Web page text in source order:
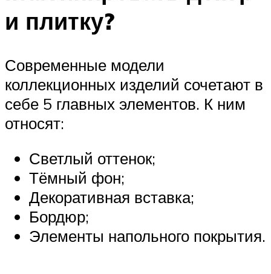
и плитку?
Современные модели
коллекционных изделий сочетают в
себе 5 главных элементов. К ним
относят:
Светлый оттенок;
Тёмный фон;
Декоративная вставка;
Бордюр;
Элементы напольного покрытия.